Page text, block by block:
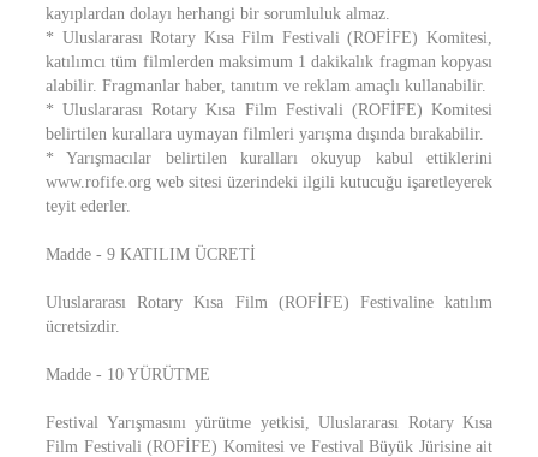
kayıplardan dolayı herhangi bir sorumluluk almaz.
* Uluslararası Rotary Kısa Film Festivali (ROFİFE) Komitesi,
katılımcı tüm filmlerden maksimum 1 dakikalık fragman kopyası
alabilir. Fragmanlar haber, tanıtım ve reklam amaçlı kullanabilir.
* Uluslararası Rotary Kısa Film Festivali (ROFİFE) Komitesi
belirtilen kurallara uymayan filmleri yarışma dışında bırakabilir.
* Yarışmacılar belirtilen kuralları okuyup kabul ettiklerini
www.rofife.org web sitesi üzerindeki ilgili kutucuğu işaretleyerek
teyit ederler.
Madde - 9 KATILIM ÜCRETİ
Uluslararası Rotary Kısa Film (ROFİFE) Festivaline katılım
ücretsizdir.
Madde - 10 YÜRÜTME
Festival Yarışmasını yürütme yetkisi, Uluslararası Rotary Kısa
Film Festivali (ROFİFE) Komitesi ve Festival Büyük Jürisine ait